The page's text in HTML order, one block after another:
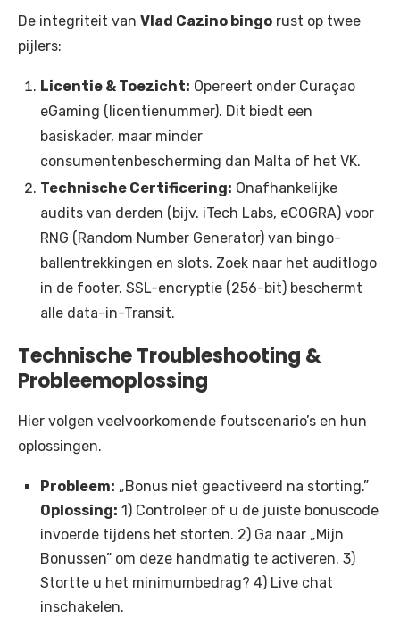
De integriteit van Vlad Cazino bingo rust op twee
pijlers:
Licentie & Toezicht: Opereert onder Curaçao
eGaming (licentienummer). Dit biedt een
basiskader, maar minder
consumentenbescherming dan Malta of het VK.
Technische Certificering: Onafhankelijke
audits van derden (bijv. iTech Labs, eCOGRA) voor
RNG (Random Number Generator) van bingo-
ballentrekkingen en slots. Zoek naar het auditlogo
in de footer. SSL-encryptie (256-bit) beschermt
alle data-in-Transit.
Technische Troubleshooting &
Probleemoplossing
Hier volgen veelvoorkomende foutscenario’s en hun
oplossingen.
Probleem: „Bonus niet geactiveerd na storting.”
Oplossing: 1) Controleer of u de juiste bonuscode
invoerde tijdens het storten. 2) Ga naar „Mijn
Bonussen” om deze handmatig te activeren. 3)
Stortte u het minimumbedrag? 4) Live chat
inschakelen.